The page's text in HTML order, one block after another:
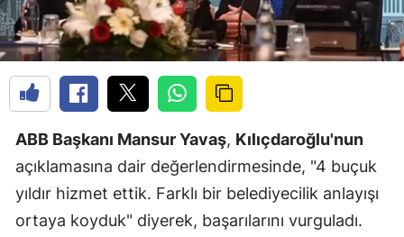
ABB Başkanı Mansur Yavaş, Kılıçdaroğlu'nun
açıklamasına dair değerlendirmesinde, "4 buçuk
yıldır hizmet ettik. Farklı bir belediyecilik anlayışı
ortaya koyduk" diyerek, başarılarını vurguladı.